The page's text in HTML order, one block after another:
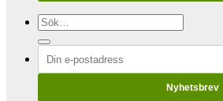
Sök
efter:
Nyhetsbrev